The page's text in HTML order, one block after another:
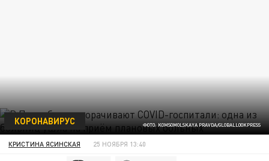
ФОТО: KOMSOMOLSKAYA PRAVDА/GLOBALLOOKPRESS
КОРОНАВИРУС
КРИСТИНА ЯСИНСКАЯ 25 НОЯБРЯ 13:40